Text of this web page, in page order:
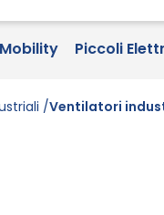
Mobility Piccoli
Ventilatori